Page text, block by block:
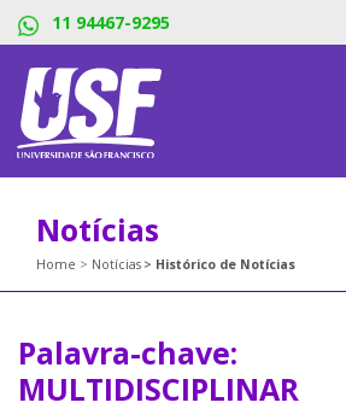
11 94467-9295
Notícias
Home Notícias Histórico de Notícias
Palavra-chave:
MULTIDISCIPLINAR